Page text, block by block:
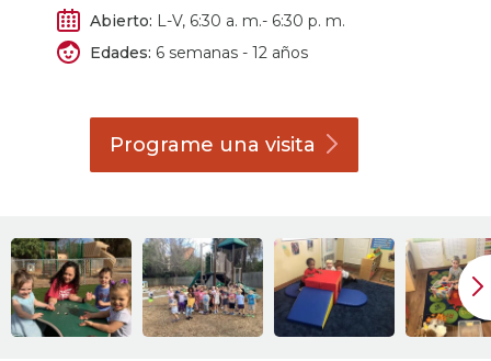
Abierto: L-V, 6:30 a. m.- 6:30 p. m.
Edades: 6 semanas - 12 años
Programe unavisita